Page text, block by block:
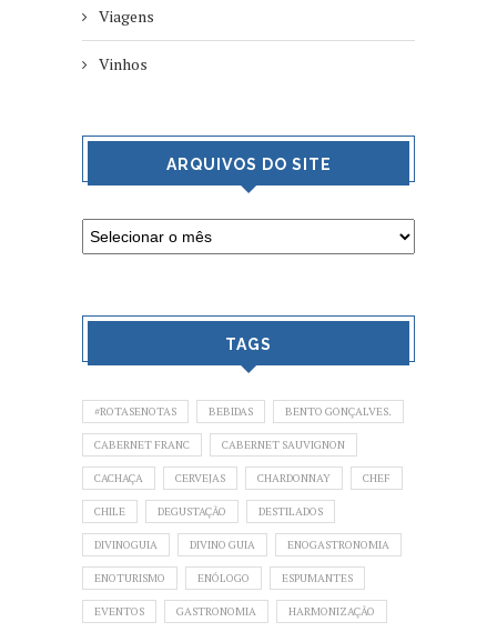
Viagens
Vinhos
ARQUIVOS DO SITE
TAGS
#ROTASENOTAS BEBIDAS BENTO GONÇALVES.
CABERNET FRANC CABERNET SAUVIGNON
CACHAÇA CERVEJAS CHARDONNAY CHEF
CHILE DEGUSTAÇÃO DESTILADOS
DIVINOGUIA DIVINO GUIA ENOGASTRONOMIA
ENOTURISMO ENÓLOGO ESPUMANTES
EVENTOS GASTRONOMIA HARMONIZAÇÃO